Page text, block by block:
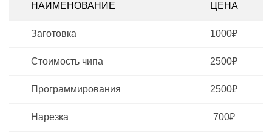
НАИМЕНОВАНИЕ ЦЕНА
Заготовка 1000₽
Стоимость чипа 2500₽
Программирования 2500₽
Нарезка 700₽